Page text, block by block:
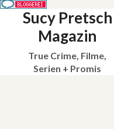
Sucy Pretsch
Magazin
True Crime, Filme,
Serien + Promis